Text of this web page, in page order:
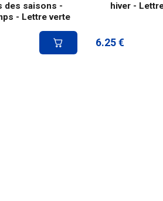
des saisons -
- Lettre verte
hiver -
6.25 €